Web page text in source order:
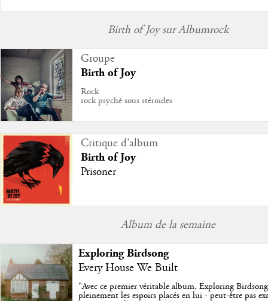
Birth of Joy sur Albumrock
Groupe
Birth of Joy
Rock
rock psyché sous stéroïdes
Critique d'album
Birth of Joy
Prisoner
Album de la semaine
Exploring Birdsong
Every House We Built
"Avec ce premier véritable album, Exploring
pleinement les espoirs placés en lui - peut-être pas